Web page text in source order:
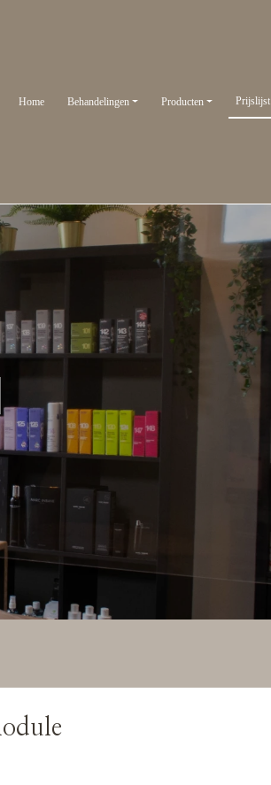
Home Behandelingen Producten Prijslijst